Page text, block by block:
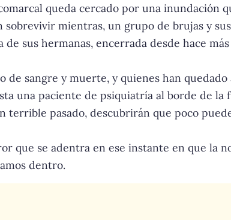
queda cercado por una inundación
mientras, un grupo de brujas y
sus hermanas, encerrada desde hace
sangre y muerte, y quienes han
una paciente de psiquiatría al borde de la
terrible pasado, descubrirán que poco
que se adentra en ese instante en que la
dentro.